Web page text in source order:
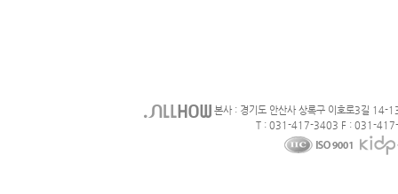
본사 : 경기도 안산사 상록구 이호로3길 14-
T : 031-417-3403 F : 031-